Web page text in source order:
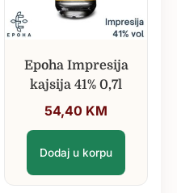
Epoha Impresija
kajsija 41% 0,7l
54,40 KM
Dodaj u korpu